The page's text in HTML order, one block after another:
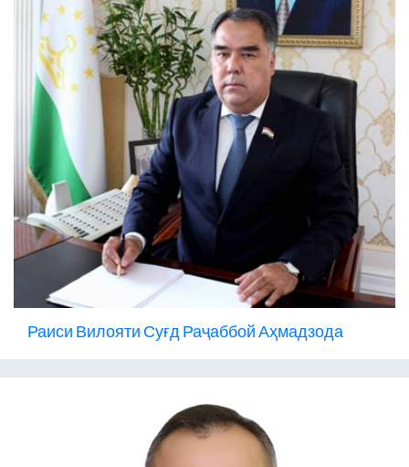
Раиси Вилояти Суғд Раҷаббой Аҳмадзода